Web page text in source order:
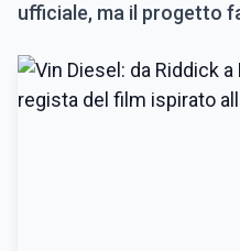
ufficiale, ma il progetto